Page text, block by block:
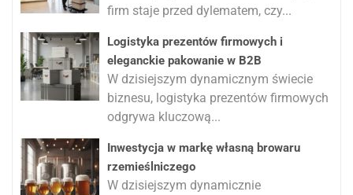
firm staje przed dylematem, czy...
Logistyka prezentów firmowych i
eleganckie pakowanie w B2B
W dzisiejszym dynamicznym świecie
biznesu, logistyka prezentów firmowych
odgrywa kluczową...
Inwestycja w markę własną browaru
rzemieślniczego
W dzisiejszym dynamicznie